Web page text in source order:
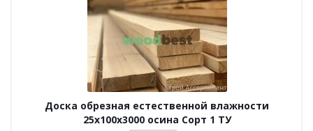
Доска обрезная естественной влажности
25х100х3000 осина Сорт 1 ТУ